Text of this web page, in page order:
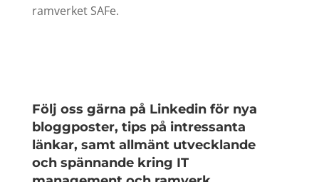
ramverket SAFe.
Följ oss gärna på Linkedin för nya
bloggposter, tips på intressanta
länkar, samt allmänt utvecklande
och spännande kring IT